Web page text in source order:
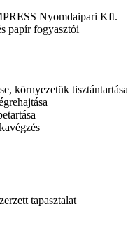
Nyomdaipari Kft.
papír fogyasztói
környezetük tisztántartása
tapasztalat